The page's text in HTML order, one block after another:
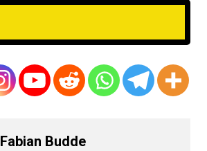
Fabian Budde